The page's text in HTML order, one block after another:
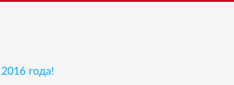
года!